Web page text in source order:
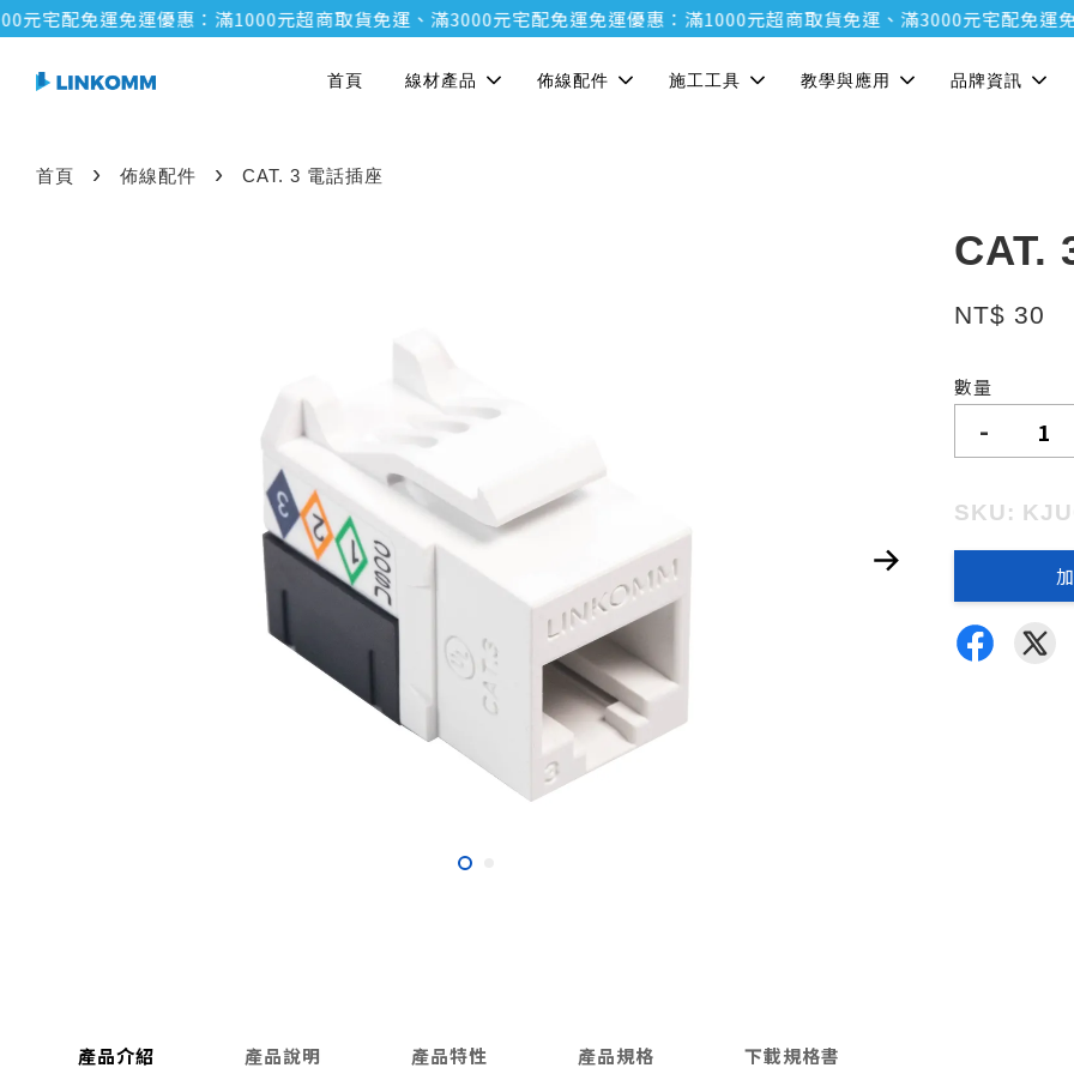
配免運免運優惠：滿1000元超商取貨免運、滿3000元宅配免運免運優惠：滿1000元超商取貨免運、滿3000元宅配免運免運
首頁 線材產品 佈線配件 施工工具 教學與應用 品牌資訊
首頁 › 佈線配件 › CAT. 3 電話插座
CAT.
NT$ 30
數量
-
SKU:
產品介紹 產品說明 產品特性 產品規格 下載規格書